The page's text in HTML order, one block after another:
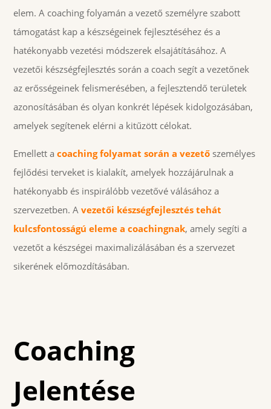
elem. A coaching folyamán a vezető személyre szabott
támogatást kap a készségeinek fejlesztéséhez és a
hatékonyabb vezetési módszerek elsajátításához. A
vezetői készségfejlesztés során a coach segít a vezetőnek
az erősségeinek felismerésében, a fejlesztendő területek
azonosításában és olyan konkrét lépések kidolgozásában,
amelyek segítenek elérni a kitűzött célokat.
Emellett acoaching folyamat során a vezető személyes
fejlődési terveket is kialakít, amelyek hozzájárulnak a
hatékonyabb és inspirálóbb vezetővé válásához a
szervezetben. Avezetői készségfejlesztés tehát
kulcsfontosságú eleme a coachingnak, amely segíti a
vezetőt a készségei maximalizálásában és a szervezet
sikerének előmozdításában.
Coaching
Jelentése